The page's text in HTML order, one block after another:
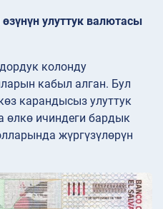
улуттук валютасы
колонду
кабыл алган. Бул
карандысыз улуттук
ичиндеги бардык
жүргүзүлөрүн